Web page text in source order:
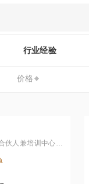
行业经验
价格
伙人兼培训中心总